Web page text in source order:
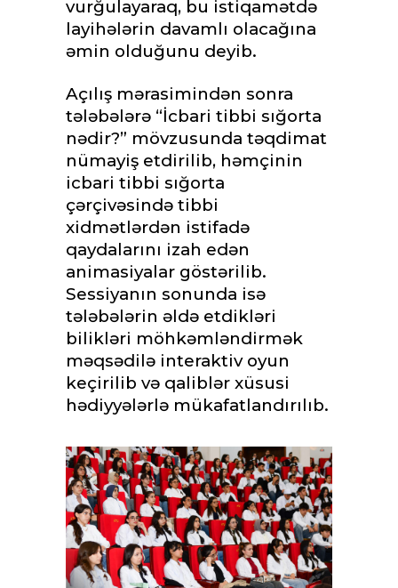
vurğulayaraq, bu istiqamətdə
layihələrin davamlı olacağına
əmin olduğunu deyib.
Açılış mərasimindən sonra
tələbələrə “İcbari tibbi sığorta
nədir?” mövzusunda təqdimat
nümayiş etdirilib, həmçinin
icbari tibbi sığorta
çərçivəsində tibbi
xidmətlərdən istifadə
qaydalarını izah edən
animasiyalar göstərilib.
Sessiyanın sonunda isə
tələbələrin əldə etdikləri
bilikləri möhkəmləndirmək
məqsədilə interaktiv oyun
keçirilib və qaliblər xüsusi
hədiyyələrlə mükafatlandırılıb.